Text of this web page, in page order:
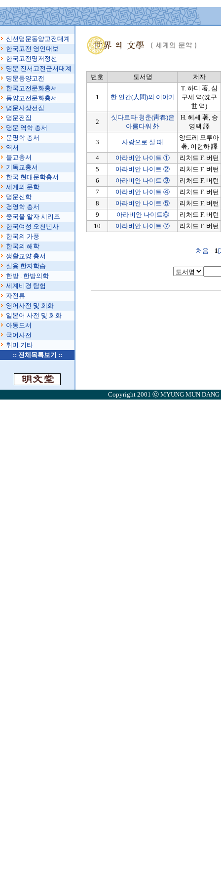
신선명문동양고전대계
한국고전 영인대보
한국고전명저정선
명문 진서고전군서대계
명문동양고전
한국고전문화총서
동양고전문화총서
명문사상선집
명문전집
명문 역학 총서
운명학 총서
역서
불교총서
기독교총서
한국 현대문학총서
세계의 문학
명문신학
경영학 총서
중국을 알자 시리즈
한국여성 오천년사
한국의 가풍
한국의 해학
생활교양 총서
실용 한자학습
한방 . 한방의학
세계비경 탐험
자전류
영어사전 및 회화
일본어 사전 및 회화
아동도서
국어사전
취미.기타
:: 전체목록보기 ::
번호 도서명 저자
1 한 인간(人間)의 이야기
T. 하디 著, 심
구세 역(沈구
世 역)
2
싯다르타·청춘(靑春)은
아름다워 外
H. 헤세 著, 송
영택 譯
3 사랑으로 살 때
앙드레 모루아
著, 이현하 譯
4
아라비안 나이트 ①
리처드 F. 버턴
5
아라비안 나이트 ②
리처드 F. 버턴
6
아라비안 나이트 ③
리처드 F. 버턴
7
아라비안 나이트 ④
리처드 F. 버턴
8
아라비안 나이트 ⑤
리처드 F. 버턴
9
아라비안 나이트⑥
리처드 F. 버턴
10
아라비안 나이트 ⑦ 리처드 F. 버턴
처음 1
Copyright 2001 ⓒ MYUNG MUN DANG